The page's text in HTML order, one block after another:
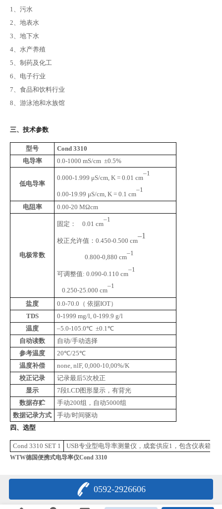
1、污水
2、地表水
3、地下水
4、水产养殖
5、制药及化工
6、电子行业
7、食品和饮料行业
8、游泳池和水族馆
三、技术参数
型号
Cond 3310
电导率
0.0-1000 mS/cm ±0.5%
低电导率
0.000-1.999 μS/cm, K = 0.01 cm
–1
0.00-19.99 μS/cm, K = 0.1 cm
–1
电阻率 0.00-20 MΩcm
电极常数
固定： 0.01 cm
–1
校正允许值： 0.450-0.500 cm
–1
0.800-0,880 cm
–1
可调整值: 0.090-0.110 cm
–1
0.250-25.000 cm
–1
盐度
0.0-70.0（ 依据IOT）
TDS
0-1999 mg/l, 0-199.9 g/l
温度
–5.0-105.0℃ ±0.1℃
自动读数
自动/手动选择
参考温度
20℃/25℃
温度补偿
none, nlF, 0,000-10,00%/K
校正记录
记录最后5次校正
显示
7段LCD图形显示，有背光
数据存贮
手动200组，自动5000组
数据记录方式
手动/时间驱动
四、选型
Cond 3310 SET 1 USB专业型电导率测量仪，成套供应1，包含仪表箱、
WTW德国便携式电导率仪Cond 3310
0592-2926606